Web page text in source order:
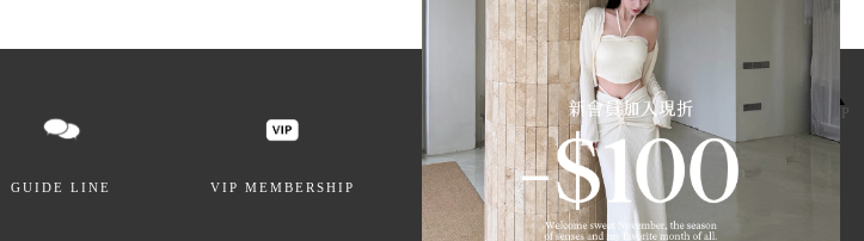
TOP
GUIDE LINE VIP MEMBERSHIP